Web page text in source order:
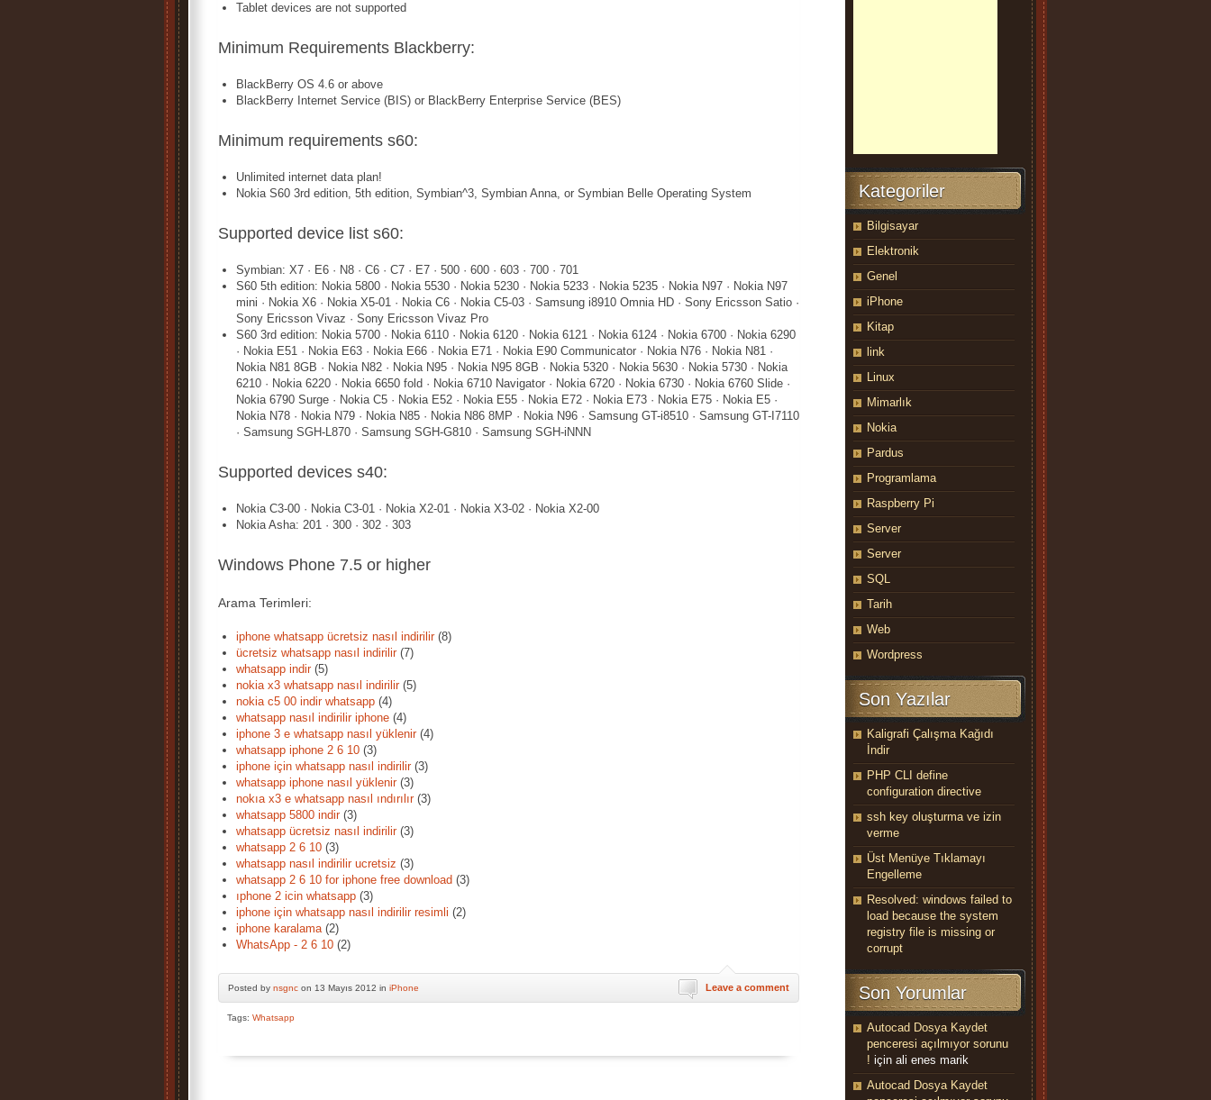
Tablet devices are not supported
Minimum Requirements Blackberry:
BlackBerry OS 4.6 or above
BlackBerry Internet Service (BIS) or BlackBerry Enterprise Service (BES)
Minimum requirements s60:
Unlimited internet data plan!
Nokia S60 3rd edition, 5th edition, Symbian^3, Symbian Anna, or Symbian Belle Operating System
Supported device list s60:
Symbian: X7 · E6 · N8 · C6 · C7 · E7 · 500 · 600 · 603 · 700 · 701
S60 5th edition: Nokia 5800 · Nokia 5530 · Nokia 5230 · Nokia 5233 · Nokia 5235 · Nokia N97 · Nokia N97
mini · Nokia X6 · Nokia X5-01 · Nokia C6 · Nokia C5-03 · Samsung i8910 Omnia HD · Sony Ericsson Satio ·
Sony Ericsson Vivaz · Sony Ericsson Vivaz Pro
S60 3rd edition: Nokia 5700 · Nokia 6110 · Nokia 6120 · Nokia 6121 · Nokia 6124 · Nokia 6700 · Nokia 6290
· Nokia E51 · Nokia E63 · Nokia E66 · Nokia E71 · Nokia E90 Communicator · Nokia N76 · Nokia N81 ·
Nokia N81 8GB · Nokia N82 · Nokia N95 · Nokia N95 8GB · Nokia 5320 · Nokia 5630 · Nokia 5730 · Nokia
6210 · Nokia 6220 · Nokia 6650 fold · Nokia 6710 Navigator · Nokia 6720 · Nokia 6730 · Nokia 6760 Slide ·
Nokia 6790 Surge · Nokia C5 · Nokia E52 · Nokia E55 · Nokia E72 · Nokia E73 · Nokia E75 · Nokia E5 ·
Nokia N78 · Nokia N79 · Nokia N85 · Nokia N86 8MP · Nokia N96 · Samsung GT-i8510 · Samsung GT-I7110
· Samsung SGH-L870 · Samsung SGH-G810 · Samsung SGH-iNNN
Supported devices s40:
Nokia C3-00 · Nokia C3-01 · Nokia X2-01 · Nokia X3-02 · Nokia X2-00
Nokia Asha: 201 · 300 · 302 · 303
Windows Phone 7.5 or higher
Arama Terimleri:
iphone whatsapp ücretsiz nasıl indirilir(8)
ücretsiz whatsapp nasıl indirilir(7)
whatsapp indir(5)
nokia x3 whatsapp nasıl indirilir(5)
nokia c5 00 indir whatsapp (4)
whatsapp nasıl indirilir iphone (4)
iphone 3 e whatsapp nasıl yüklenir(4)
whatsapp iphone 2 6 10 (3)
iphone için whatsapp nasıl indirilir(3)
whatsapp iphone nasıl yüklenir(3)
nokıa x3 e whatsapp nasıl ındırılır(3)
whatsapp 5800 indir(3)
whatsapp ücretsiz nasıl indirilir(3)
whatsapp 2 6 10 (3)
whatsapp nasıl indirilir ucretsiz (3)
whatsapp 2 6 10 for iphone free download (3)
ıphone 2 icin whatsapp (3)
iphone için whatsapp nasıl indirilir resimli (2)
iphone karalama(2)
WhatsApp - 2 6 10 (2)
Posted by nsgnc on 13 Mayıs 2012 in iPhone Leave a comment
Tags: Whatsapp
Kategoriler
Bilgisayar
Elektronik
Genel
iPhone
Kitap
link
Linux
Mimarlık
Nokia
Pardus
Programlama
Raspberry Pi
Server
Server
SQL
Tarih
Web
Wordpress
Son Yazılar
Kaligrafi Çalışma Kağıdı
İndir
PHP CLI define
configuration directive
ssh key oluşturma ve izin
verme
Üst Menüye Tıklamayı
Engelleme
Resolved: windows failed to
load because the system
registry file is missing or
corrupt
Son Yorumlar
Autocad Dosya Kaydet
penceresi açılmıyor sorunu
! için ali enes marik
Autocad Dosya Kaydet